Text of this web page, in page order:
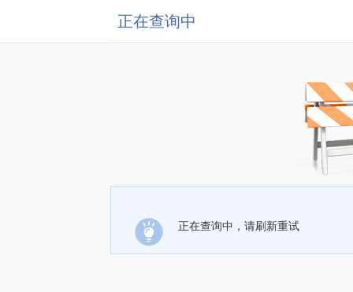
正在查询中
正在查询中，请刷新重试